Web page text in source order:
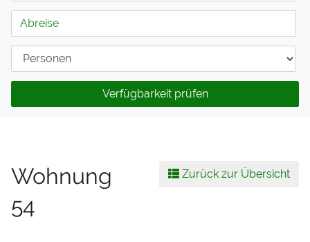
Verfügbarkeit prüfen
Wohnung
54
Zurück zur Übersicht